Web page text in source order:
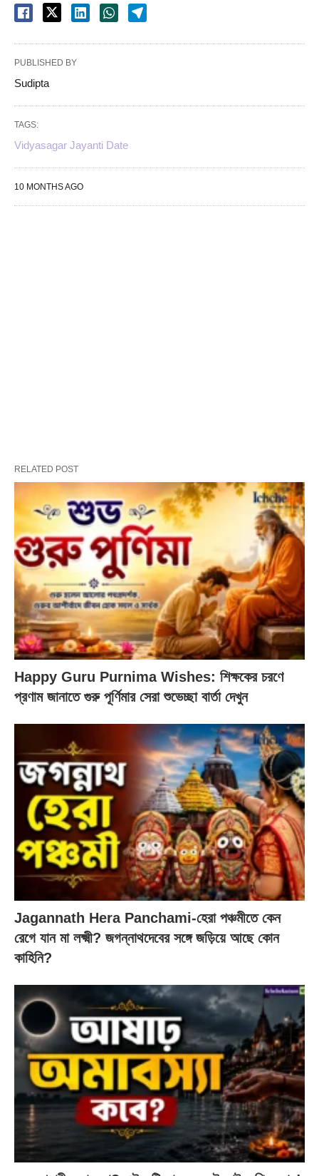
PUBLISHED BY
Sudipta
TAGS:
Vidyasagar Jayanti Date
10 MONTHS AGO
RELATED POST
Happy Guru Purnima Wishes: শিক্ষকের চরণে
প্রণাম জানাতে গুরু পূর্ণিমার সেরা শুভেচ্ছা বার্তা দেখুন
Jagannath Hera Panchami-হেরা পঞ্চমীতে কেন
রেগে যান মা লক্ষ্মী? জগন্নাথদেবের সঙ্গে জড়িয়ে আছে কোন
কাহিনি?